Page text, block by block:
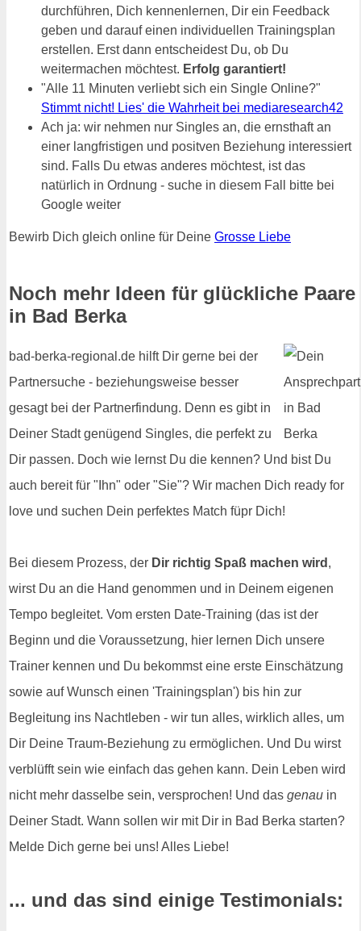
durchführen, Dich kennenlernen, Dir ein Feedback
geben und darauf einen individuellen Trainingsplan
erstellen. Erst dann entscheidest Du, ob Du
weitermachen möchtest. Erfolg garantiert!
"Alle 11 Minuten verliebt sich ein Single Online?"
Stimmt nicht! Lies' die Wahrheit bei mediaresearch42
Ach ja: wir nehmen nur Singles an, die ernsthaft an
einer langfristigen und positven Beziehung interessiert
sind. Falls Du etwas anderes möchtest, ist das
natürlich in Ordnung - suche in diesem Fall bitte bei
Google weiter
Bewirb Dich gleich online für Deine Grosse Liebe
Noch mehr Ideen für glückliche Paare
in Bad Berka
bad-berka-regional.de hilft Dir gerne bei der
Partnersuche - beziehungsweise besser
gesagt bei der Partnerfindung. Denn es gibt in
Deiner Stadt genügend Singles, die perfekt zu
Dir passen. Doch wie lernst Du die kennen? Und bist Du
auch bereit für "Ihn" oder "Sie"? Wir machen Dich ready for
love und suchen Dein perfektes Match füpr Dich!
Bei diesem Prozess, der Dir richtig Spaß machen wird ,
wirst Du an die Hand genommen und in Deinem eigenen
Tempo begleitet. Vom ersten Date-Training (das ist der
Beginn und die Voraussetzung, hier lernen Dich unsere
Trainer kennen und Du bekommst eine erste Einschätzung
sowie auf Wunsch einen 'Trainingsplan') bis hin zur
Begleitung ins Nachtleben - wir tun alles, wirklich alles, um
Dir Deine Traum-Beziehung zu ermöglichen. Und Du wirst
verblüfft sein wie einfach das gehen kann. Dein Leben wird
nicht mehr dasselbe sein, versprochen! Und das genau in
Deiner Stadt. Wann sollen wir mit Dir in Bad Berka starten?
Melde Dich gerne bei uns! Alles Liebe!
... und das sind einige Testimonials: